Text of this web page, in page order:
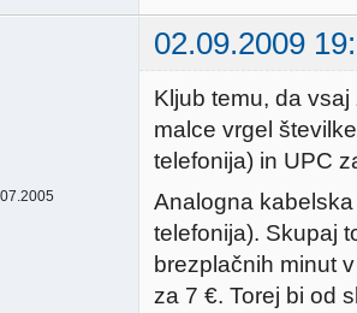
02.09.2009
Kljub temu, da
malce vrgel
telefonija) in UPC
Analogna
telefonija). Skupaj
brezplačnih minut
za 7 €. Torej bi od